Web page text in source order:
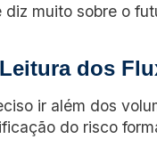
muito sobre o
dos
ir além dos
do risco